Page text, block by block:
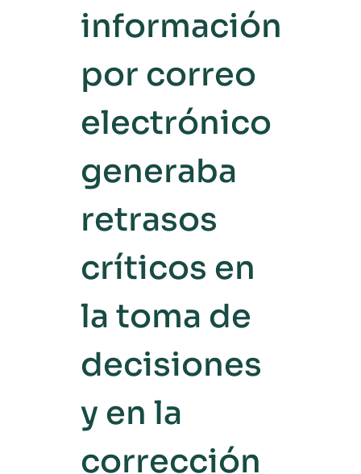
información
por correo
electrónico
generaba
retrasos
críticos en
la toma de
decisiones
y en la
corrección